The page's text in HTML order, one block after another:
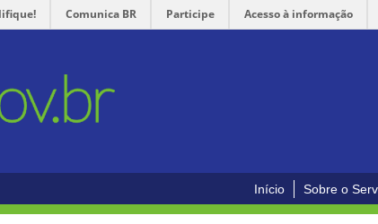
Comunica BR Participe Acesso à informação
Início Sobre o